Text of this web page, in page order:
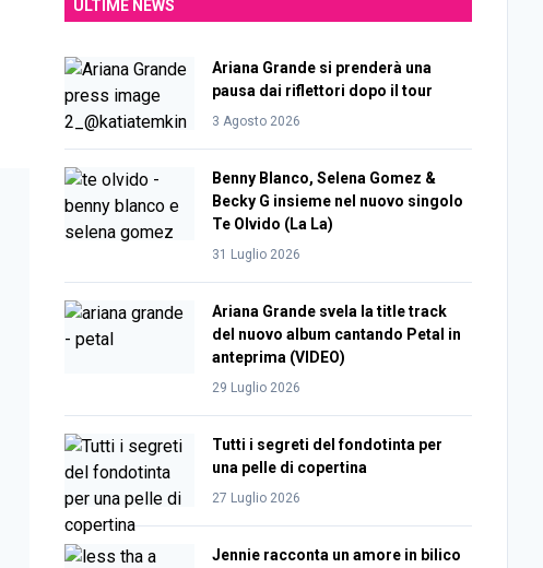
ULTIME NEWS
Ariana Grande si prenderà una
pausa dai riflettori dopo il tour
3 Agosto 2026
Benny Blanco, Selena Gomez &
Becky G insieme nel nuovo singolo
Te Olvido (La La)
31 Luglio 2026
Ariana Grande svela la title track
del nuovo album cantando Petal in
anteprima (VIDEO)
29 Luglio 2026
Tutti i segreti del fondotinta per
una pelle di copertina
27 Luglio 2026
Jennie racconta un amore in bilico